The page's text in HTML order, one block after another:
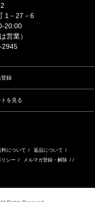
1－27－6
20:00
営業）
2945
登録
トを見る
料について / 返品について /
シー / メルマガ登録・解除 / /